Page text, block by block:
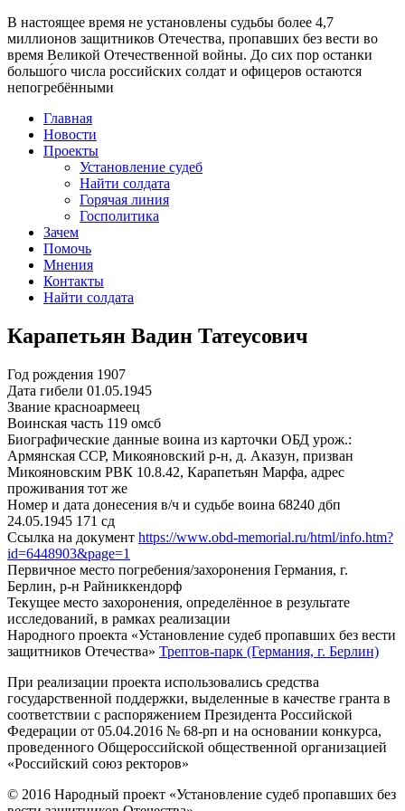
В настоящее время не установлены судьбы более 4,7
миллионов защитников Отечества, пропавших без вести во
время Великой Отечественной войны. До сих пор останки
большо́го числа российских солдат и офицеров остаются
непогребёнными
Главная
Новости
Проекты
Установление судеб
Найти солдата
Горячая линия
Госполитика
Зачем
Помочь
Мнения
Контакты
Найти солдата
Карапетьян Вадин Татеусович
Год рождения 1907
Дата гибели 01.05.1945
Звание красноармеец
Воинская часть 119 омсб
Биографические данные воина из карточки ОБД урож.:
Армянская ССР, Микояновский р-н, д. Аказун, призван
Микояновским РВК 10.8.42, Карапетьян Марфа, адрес
проживания тот же
Номер и дата донесения в/ч и судьбе воина 68240 дбп
24.05.1945 171 сд
Ссылка на документ https://www.obd-memorial.ru/html/info.htm?
id=6448903&page=1
Первичное место погребения/захоронения Германия, г.
Берлин, р-н Райниккендорф
Текущее место захоронения, определённое в результате
исследований, в рамках реализации
Народного проекта «Установление судеб пропавших без вести
защитников Отечества» Трептов-парк (Германия, г. Берлин)
При реализации проекта использовались средства
государственной поддержки, выделенные в качестве гранта в
соответствии с распоряжением Президента Российской
Федерации от 05.04.2016 № 68-рп и на основании конкурса,
проведенного Общероссийской общественной организацией
«Российский союз ректоров»
© 2016 Народный проект «Установление судеб пропавших без